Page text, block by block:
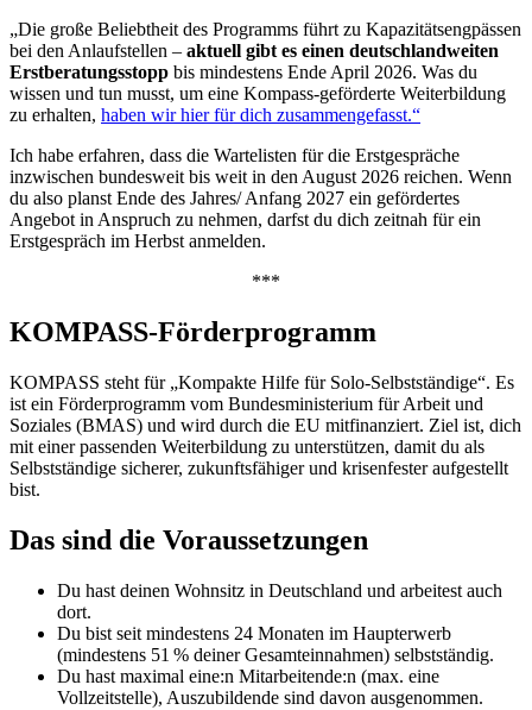
„Die große Beliebtheit des Programms führt zu Kapazitätsengpässen
bei den Anlaufstellen – aktuell gibt es einen deutschlandweiten
Erstberatungsstopp bis mindestens Ende April 2026. Was du
wissen und tun musst, um eine Kompass-geförderte Weiterbildung
zu erhalten, haben wir hier für dich zusammengefasst.“
Ich habe erfahren, dass die Wartelisten für die Erstgespräche
inzwischen bundesweit bis weit in den August 2026 reichen. Wenn
du also planst Ende des Jahres/ Anfang 2027 ein gefördertes
Angebot in Anspruch zu nehmen, darfst du dich zeitnah für ein
Erstgespräch im Herbst anmelden.
***
KOMPASS-Förderprogramm
KOMPASS steht für „Kompakte Hilfe für Solo-Selbstständige“. Es
ist ein Förderprogramm vom Bundesministerium für Arbeit und
Soziales (BMAS) und wird durch die EU mitfinanziert. Ziel ist, dich
mit einer passenden Weiterbildung zu unterstützen, damit du als
Selbstständige sicherer, zukunftsfähiger und krisenfester aufgestellt
bist.
Das sind die Voraussetzungen
Du hast deinen Wohnsitz in Deutschland und arbeitest auch
dort.
Du bist seit mindestens 24 Monaten im Haupterwerb
(mindestens 51 % deiner Gesamteinnahmen) selbstständig.
Du hast maximal eine:n Mitarbeitende:n (max. eine
Vollzeitstelle), Auszubildende sind davon ausgenommen.